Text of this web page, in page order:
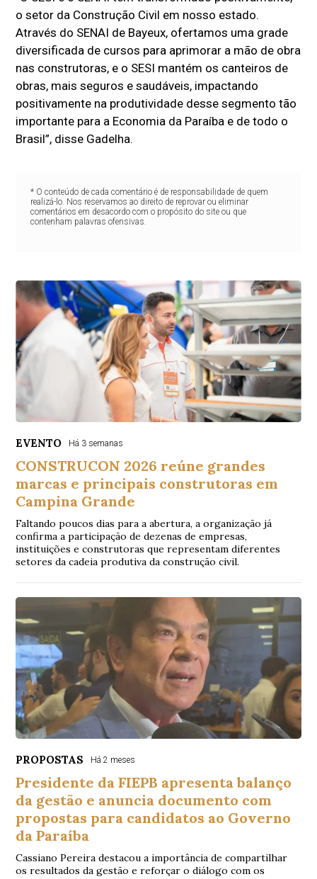
o setor da Construção Civil em nosso estado.
Através do SENAI de Bayeux, ofertamos uma grade
diversificada de cursos para aprimorar a mão de obra
nas construtoras, e o SESI mantém os canteiros de
obras, mais seguros e saudáveis, impactando
positivamente na produtividade desse segmento tão
importante para a Economia da Paraíba e de todo o
Brasil”, disse Gadelha.
* O conteúdo de cada comentário é de responsabilidade de quem
realizá-lo. Nos reservamos ao direito de reprovar ou eliminar
comentários em desacordo com o propósito do site ou que
contenham palavras ofensivas.
EVENTO Há 3 semanas
CONSTRUCON 2026 reúne grandes
marcas e principais construtoras em
Campina Grande
Faltando poucos dias para a abertura, a organização já
confirma a participação de dezenas de empresas,
instituições e construtoras que representam diferentes
setores da cadeia produtiva da construção civil.
PROPOSTAS Há 2 meses
Presidente da FIEPB apresenta balanço
da gestão e anuncia documento com
propostas para candidatos ao Governo
da Paraíba
Cassiano Pereira destacou a importância de compartilhar
os resultados da gestão e reforçar o diálogo com os